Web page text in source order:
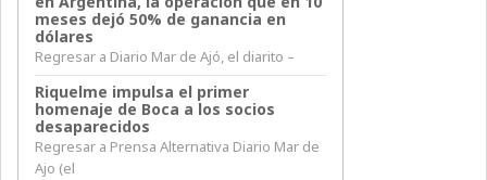
meses dejó 50% de ganancia en
dólares
Regresar a Diario Mar de Ajó, el diarito –
Riquelme impulsa el primer
homenaje de Boca a los socios
desaparecidos
Regresar a Prensa Alternativa Diario Mar de
Ajo (el